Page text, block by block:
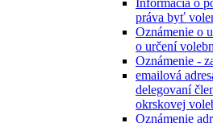
Informácia o
práva byť
Oznámenie o
o určení
Oznámenie -
emailová
delegovaní
okrskovej
Oznámenie